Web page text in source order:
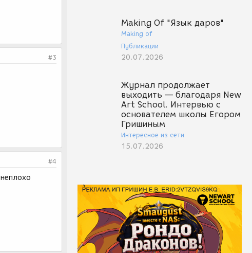
Making Of "Язык даров"
Making of
Публикации
20.07.2026
Журнал продолжает
выходить — благодаря New
Art School. Интервью с
основателем школы Егором
Гришиным
Интересное из сети
15.07.2026
#3
#4